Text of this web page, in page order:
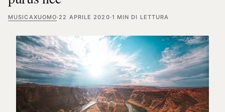
MUSICAXUOMO·22 APRILE 2020·1 MIN DI LETTURA